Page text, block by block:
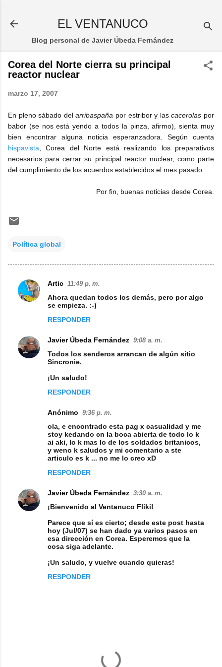
EL VENTANUCO
Blog personal de Javier Úbeda Fernández
Corea del Norte cierra su principal
reactor nuclear
marzo 17, 2007
En pleno sábado delarribaspaña por estribor y lascacerolas por
babor (se nos está yendo a todos la pinza, afirmo), sienta muy
bien encontrar alguna noticia esperanzadora. Según cuenta
hispavista , Corea del Norte está realizando los preparativos
necesarios para cerrar su principal reactor nuclear, como parte
del cumplimiento de los acuerdos establecidos el mes pasado.
Por fin, buenas noticias desde Corea.
Política global
C
n
Artic 11:49 p. m.
Ahora quedan todos los demás, pero por algo
se empieza. :-)
RESPONDER
Javier Úbeda Fernández 9:08 a. m.
Todos los senderos arrancan de algún sitio
Sincronie.
¡Un saludo!
RESPONDER
Anónimo 9:36 p. m.
ola, e encontrado esta pag x casualidad y me
stoy kedando cn la boca abierta de todo lo k
ai aki, lo k mas lo de los soldados britanicos,
y weno k saludos y mi comentario a ste
articulo es k ... no me lo creo xD
RESPONDER
Javier Úbeda Fernández 3:30 a. m.
¡Bienvenido al Ventanuco Fliki!
Parece que sí es cierto; desde este post hasta
hoy (Jul/07) se han dado ya varios pasos en
esa dirección en Corea. Esperemos que la
cosa siga adelante.
¡Un saludo, y vuelve cuando quieras!
RESPONDER